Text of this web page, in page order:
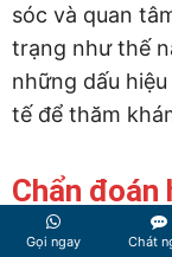
sóc và quan
trạng như thế
những dấu
tế để thăm
Chẩn đoán
máu
Gọi ngay Chát